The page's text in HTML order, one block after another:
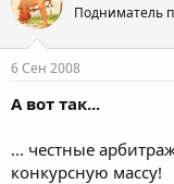
Подниматель
6 Сен 2008
А вот так...
... честные
конкурсную массу!